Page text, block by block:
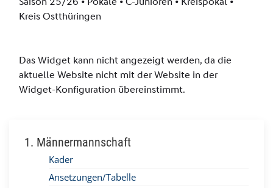
1. Männermannschaft
Kader
Ansetzungen/Tabelle